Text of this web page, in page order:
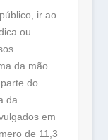
ir ao
ou
da mão.
do
da
em
de 11,3